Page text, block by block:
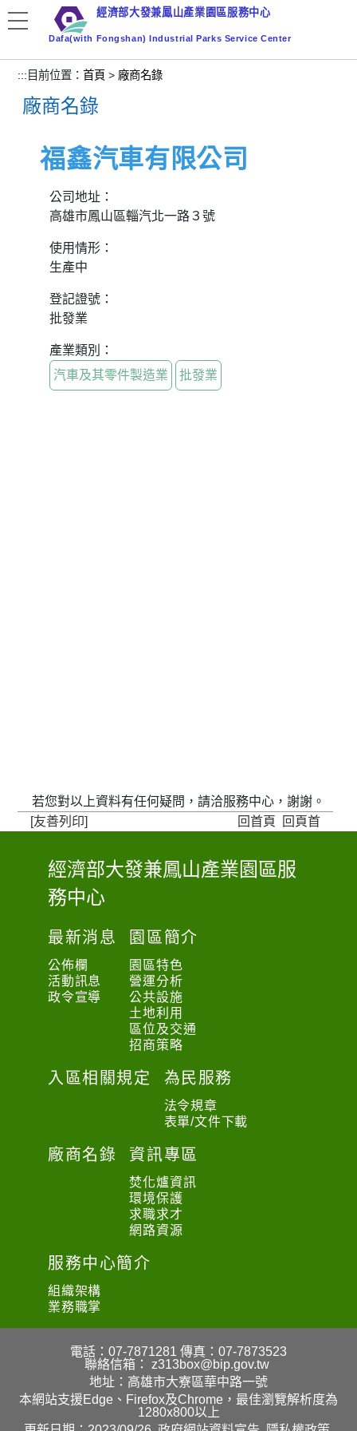
到
要
內
容
塊
經濟部大發兼鳳山產業園區服務中心
Dafa(with Fongshan) Industrial Parks Service Center
::: 目前位置：首頁 > 廠商名錄
廠商名錄
福鑫汽車有限公司
公司地址：
高雄市鳳山區輜汽北一路３號
使用情形：
生產中
登記證號：
批發業
產業類別：
汽車及其零件製造業
批發業
若您對以上資料有任何疑問，請洽服務中心，謝謝。
[友善列印]
回首頁 回頁首
:
:
經濟部大發兼鳳山產業園區服
務中心
最新消息
公佈欄
活動訊息
政令宣導
園區簡介
園區特色
營運分析
公共設施
土地利用
區位及交通
招商策略
入區相關規定 為民服務
法令規章
表單/文件下載
廠商名錄 資訊專區
焚化爐資訊
環境保護
求職求才
網路資源
服務中心簡介
組織架構
業務職掌
電話：07-7871281 傳真：07-7873523
聯絡信箱：
z313box@bip.gov.tw
地址：高雄市大寮區華中路一號
本網站支援Edge、Firefox及Chrome，最佳瀏覽解析度為
1280x800以上